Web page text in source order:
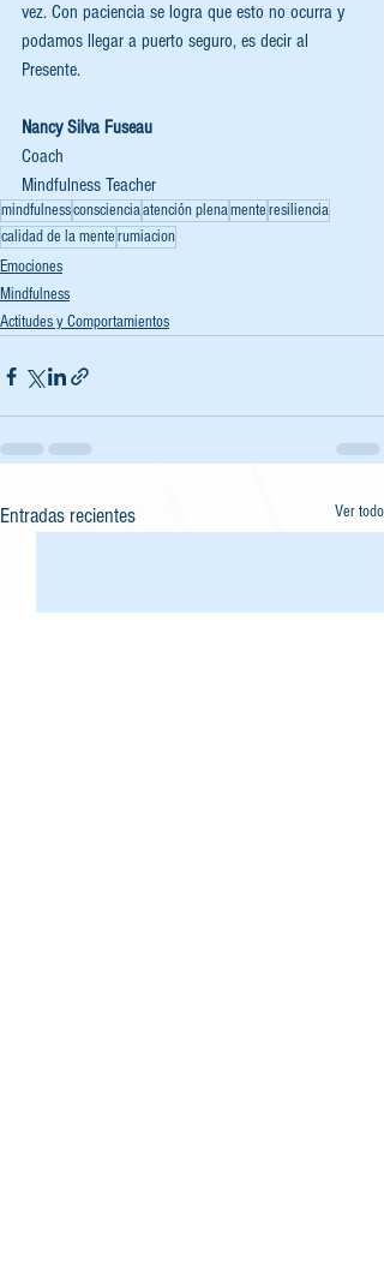
vez. Con paciencia se logra que esto no ocurra y
podamos llegar a puerto seguro, es decir al
Presente.
Nancy Silva Fuseau
Coach
Mindfulness Teacher
mindfulnessconscienciaatención plenamenteresiliencia
calidad de la menterumiacion
Emociones
Mindfulness
Actitudes y Comportamientos
Entradas recientes Ver todo